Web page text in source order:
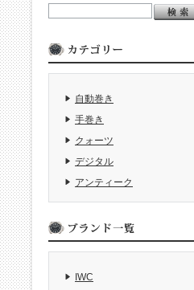
自動巻き
手巻き
クォーツ
デジタル
アンティーク
IWC